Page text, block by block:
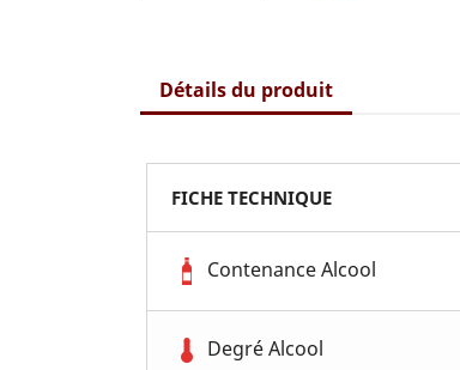
Détails du produit
FICHE TECHNIQUE
Contenance Alcool
Degré Alcool